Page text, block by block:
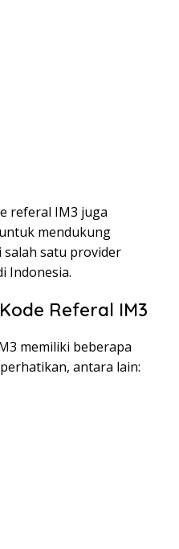
referal IM3 juga
mendukung
salah satu provider
Indonesia.
Referal IM3
memiliki beberapa
antara lain: